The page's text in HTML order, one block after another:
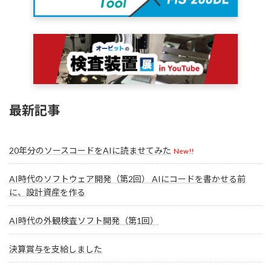
最新記事
20年分のソースコードをAIに読ませてみた New!!
AI時代のソフトウェア開発（第2回） AIにコードを書かせる前
に、設計資産を作る
AI時代の外観検査ソフト開発（第1回）
決算賞与を支給しました